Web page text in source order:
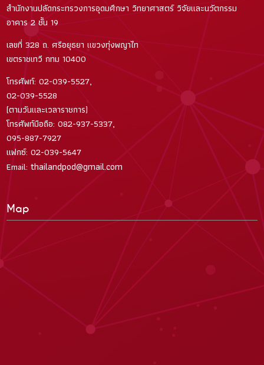
สำนักงานปลัดกระทรวงการอุดมศึกษา วิทยาศาสตร์ วิจัยและนวัตกรรม
อาคาร 2 ชั้น 19
เลขที่ 328 ถ. ศรีอยุธยา แขวงทุ่งพญาไท
เขตราชเทวี กทม 10400
โทรศัพท์: 02-039-5527,
02-039-5528
(ตามวันและเวลาราชการ)
โทรศัพท์มือถือ: 082-937-5337,
095-887-7927
แฟกซ์: 02-039-5647
Email: thailandpod@gmail.com
Map